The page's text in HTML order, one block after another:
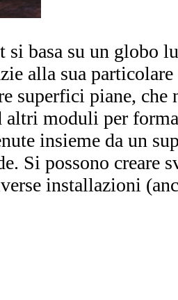
basa su un globo
alla sua
superfici piane, che
altri moduli per
insieme da un
Si possono creare
installazioni